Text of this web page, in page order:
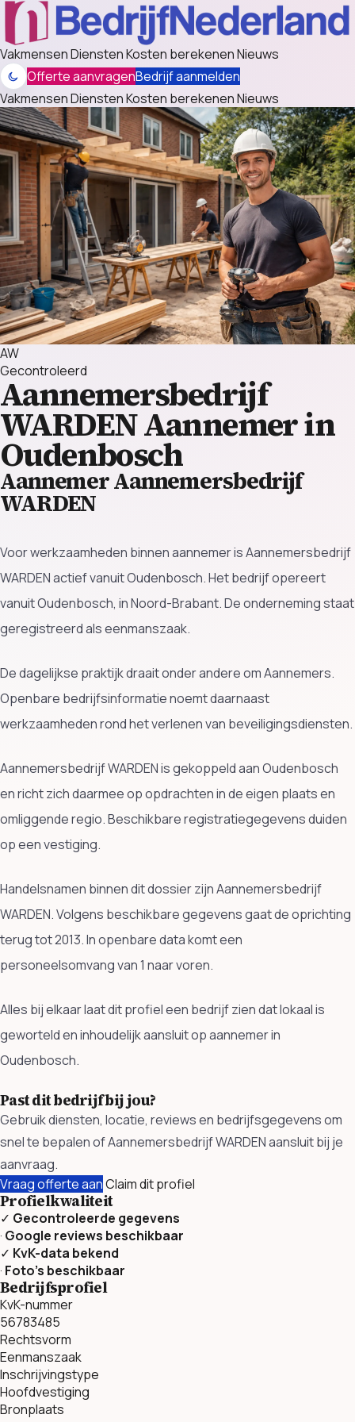
VakmensenDienstenKosten berekenenNieuws
Offerte aanvragenBedrijf aanmelden
VakmensenDienstenKosten berekenenNieuws
AW
Gecontroleerd
Aannemersbedrijf
WARDENAannemer in
Oudenbosch
Aannemer Aannemersbedrijf
WARDEN
Voor werkzaamheden binnen aannemer is Aannemersbedrijf
WARDEN actief vanuit Oudenbosch. Het bedrijf opereert
vanuit Oudenbosch, in Noord-Brabant. De onderneming staat
geregistreerd als eenmanszaak.
De dagelijkse praktijk draait onder andere om Aannemers.
Openbare bedrijfsinformatie noemt daarnaast
werkzaamheden rond het verlenen van beveiligingsdiensten.
Aannemersbedrijf WARDEN is gekoppeld aan Oudenbosch
en richt zich daarmee op opdrachten in de eigen plaats en
omliggende regio. Beschikbare registratiegegevens duiden
op een vestiging.
Handelsnamen binnen dit dossier zijn Aannemersbedrijf
WARDEN. Volgens beschikbare gegevens gaat de oprichting
terug tot 2013. In openbare data komt een
personeelsomvang van 1 naar voren.
Alles bij elkaar laat dit profiel een bedrijf zien dat lokaal is
geworteld en inhoudelijk aansluit op aannemer in
Oudenbosch.
Past dit bedrijf bij jou?
Gebruik diensten, locatie, reviews en bedrijfsgegevens om
snel te bepalen of Aannemersbedrijf WARDEN aansluit bij je
aanvraag.
Vraag offerte aanClaim dit profiel
Profielkwaliteit
✓ Gecontroleerde gegevens
· Google reviews beschikbaar
✓ KvK-data bekend
· Foto’s beschikbaar
Bedrijfsprofiel
KvK-nummer
56783485
Rechtsvorm
Eenmanszaak
Inschrijvingstype
Hoofdvestiging
Bronplaats